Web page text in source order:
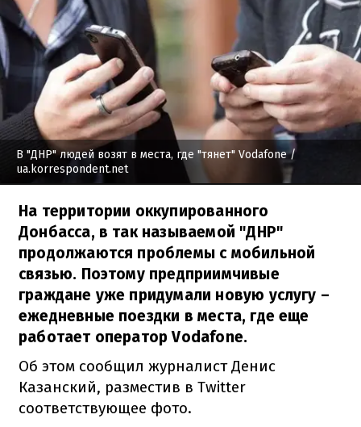
В "ДНР" людей возят в места, где "тянет" Vodafone/
ua.korrespondent.net
На территории оккупированного
Донбасса, в так называемой "ДНР"
продолжаются проблемы с мобильной
связью. Поэтому предприимчивые
граждане уже придумали новую услугу –
ежедневные поездки в места, где еще
работает оператор Vodafone.
Об этом сообщил журналист Денис
Казанский, разместив в Twitter
соответствующее фото.